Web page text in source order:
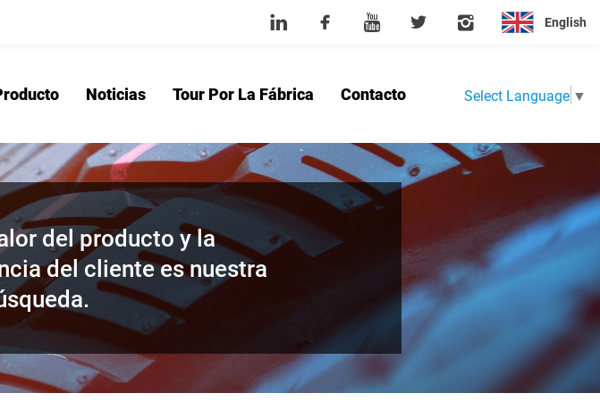
English
Noticias Tour Por La Fábrica Contacto Select Language ▼
Sobre Nosotros Producto Noticias Contacto
del producto y la
del cliente es nuestra